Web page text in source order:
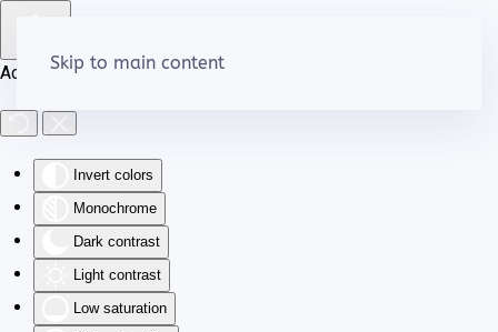
Accessibility Tools
Invert colors
Monochrome
Dark contrast
Light contrast
Low saturation
Skip to main content